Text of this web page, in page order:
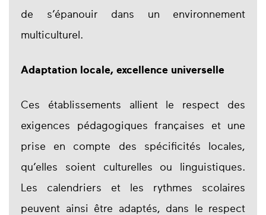
de s’épanouir dans un environnement
multiculturel.
Adaptation locale, excellence universelle
Ces établissements allient le respect des
exigences pédagogiques françaises et une
prise en compte des spécificités locales,
qu’elles soient culturelles ou linguistiques.
Les calendriers et les rythmes scolaires
peuvent ainsi être adaptés, dans le respect